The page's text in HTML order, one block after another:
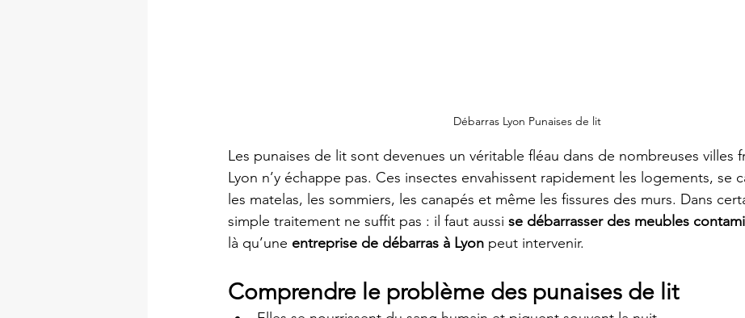
Débarras Lyon Punaises de lit
Les punaises de lit sont devenues un véritable fléau dans de nombreuses villes
Lyon n’y échappe pas. Ces insectes envahissent rapidement les logements, se
les matelas, les sommiers, les canapés et même les fissures des murs. Dans
simple traitement ne suffit pas : il faut aussi se débarrasser des meubles
là qu’une entreprise de débarras à Lyon peut intervenir.
Comprendre le problème des punaises de lit